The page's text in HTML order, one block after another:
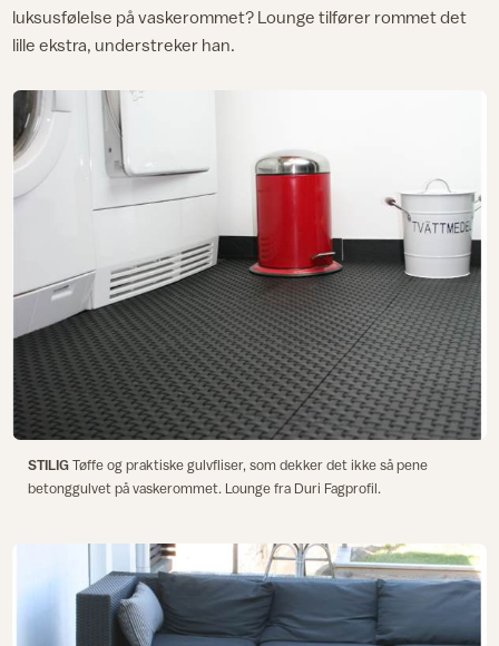
luksusfølelse på vaskerommet? Lounge tilfører rommet det
lille ekstra, understreker han.
STILIGTøffe og praktiske gulvfliser, som dekker det ikke så pene
betonggulvet på vaskerommet. Lounge fra Duri Fagprofil.